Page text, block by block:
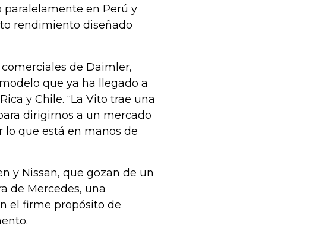
paralelamente en Perú y
rendimiento diseñado
de Daimler,
que ya ha llegado a
y Chile. “La Vito trae una
dirigirnos a un mercado
que está en manos de
y Nissan, que gozan de un
de Mercedes, una
el firme propósito de